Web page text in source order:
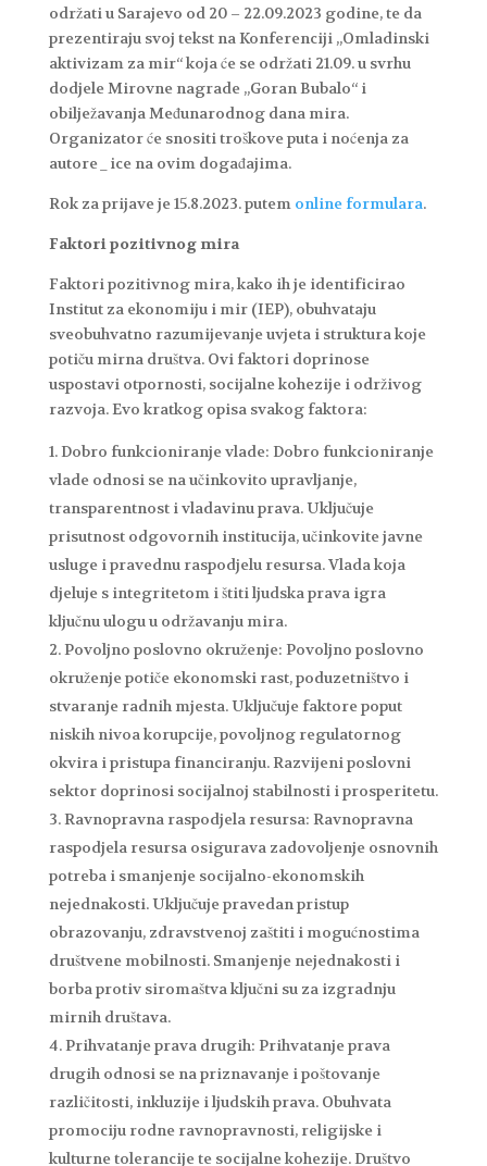
održati u Sarajevo od 20 – 22.09.2023 godine, te da
prezentiraju svoj tekst na Konferenciji „Omladinski
aktivizam za mir“ koja će se održati 21.09. u svrhu
dodjele Mirovne nagrade „Goran Bubalo“ i
obilježavanja Međunarodnog dana mira.
Organizator će snositi troškove puta i noćenja za
autore_ice na ovim događajima.
Rok za prijave je 15.8.2023. putem online formulara.
Faktori pozitivnog mira
Faktori pozitivnog mira, kako ih je identificirao
Institut za ekonomiju i mir (IEP), obuhvataju
sveobuhvatno razumijevanje uvjeta i struktura koje
potiču mirna društva. Ovi faktori doprinose
uspostavi otpornosti, socijalne kohezije i održivog
razvoja. Evo kratkog opisa svakog faktora:
Dobro funkcioniranje vlade: Dobro funkcioniranje
vlade odnosi se na učinkovito upravljanje,
transparentnost i vladavinu prava. Uključuje
prisutnost odgovornih institucija, učinkovite javne
usluge i pravednu raspodjelu resursa. Vlada koja
djeluje s integritetom i štiti ljudska prava igra
ključnu ulogu u održavanju mira.
Povoljno poslovno okruženje: Povoljno poslovno
okruženje potiče ekonomski rast, poduzetništvo i
stvaranje radnih mjesta. Uključuje faktore poput
niskih nivoa korupcije, povoljnog regulatornog
okvira i pristupa financiranju. Razvijeni poslovni
sektor doprinosi socijalnoj stabilnosti i prosperitetu.
Ravnopravna raspodjela resursa: Ravnopravna
raspodjela resursa osigurava zadovoljenje osnovnih
potreba i smanjenje socijalno-ekonomskih
nejednakosti. Uključuje pravedan pristup
obrazovanju, zdravstvenoj zaštiti i mogućnostima
društvene mobilnosti. Smanjenje nejednakosti i
borba protiv siromaštva ključni su za izgradnju
mirnih društava.
Prihvatanje prava drugih: Prihvatanje prava
drugih odnosi se na priznavanje i poštovanje
različitosti, inkluzije i ljudskih prava. Obuhvata
promociju rodne ravnopravnosti, religijske i
kulturne tolerancije te socijalne kohezije. Društvo